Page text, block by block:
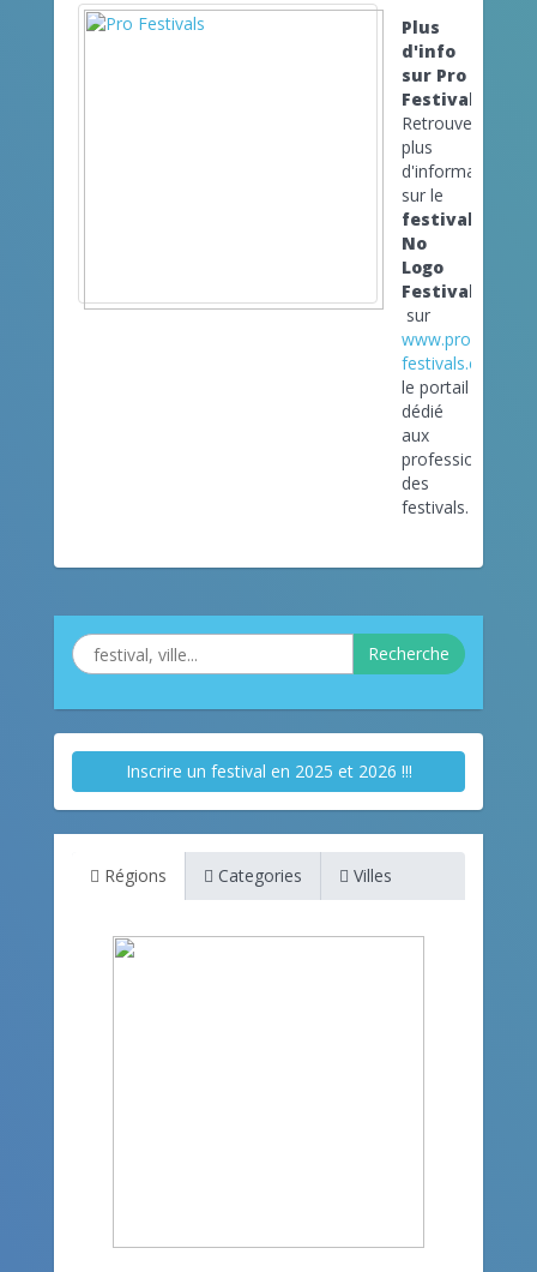
Plus
d'info
sur Pro
Festivals
Retrouvez
plus
d'informations
sur le
festival
No
Logo
Festival
sur
www.pro-
festivals.com
le portail
dédié
aux
professionnels
des
festivals.
Recherche
Inscrire un festival en 2025 et 2026 !!!
Régions Categories Villes